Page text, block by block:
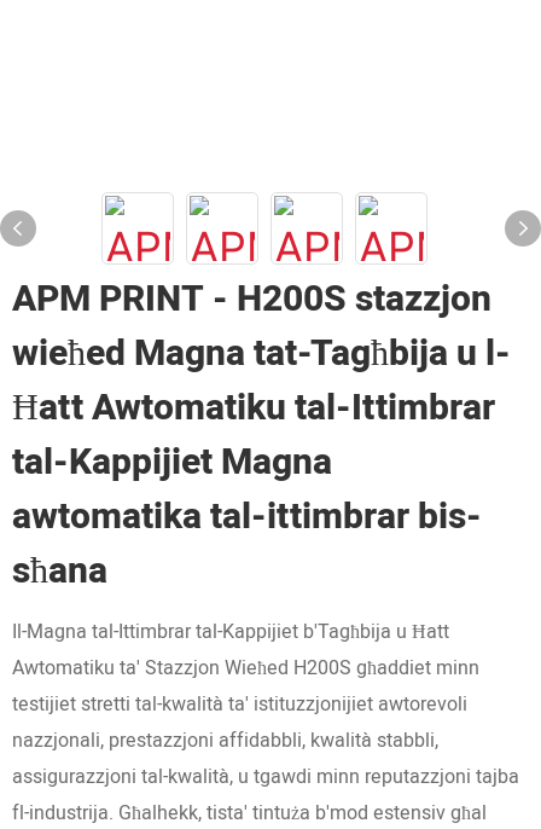
APM PRINT - H200S stazzjon
wieħed Magna tat-Tagħbija u l-
Ħatt Awtomatiku tal-Ittimbrar
tal-Kappijiet Magna
awtomatika tal-ittimbrar bis-
sħana
Il-Magna tal-Ittimbrar tal-Kappijiet b'Tagħbija u Ħatt
Awtomatiku ta' Stazzjon Wieħed H200S għaddiet minn
testijiet stretti tal-kwalità ta' istituzzjonijiet awtorevoli
nazzjonali, prestazzjoni affidabbli, kwalità stabbli,
assigurazzjoni tal-kwalità, u tgawdi minn reputazzjoni tajba
fl-industrija. Għalhekk, tista' tintuża b'mod estensiv għal